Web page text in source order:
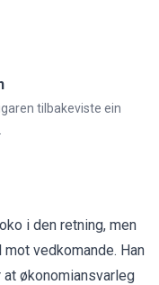
tilbakeviste ein
i den retning, men
vedkomande. Han
økonomiansvarleg